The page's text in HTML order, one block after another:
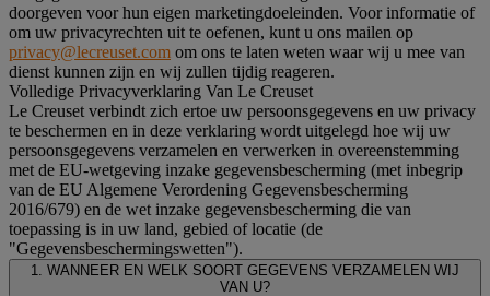
doorgeven voor hun eigen marketingdoeleinden. Voor informatie of
om uw privacyrechten uit te oefenen, kunt u ons mailen op
privacy@lecreuset.com om ons te laten weten waar wij u mee van
dienst kunnen zijn en wij zullen tijdig reageren.
Volledige Privacyverklaring Van Le Creuset
Le Creuset verbindt zich ertoe uw persoonsgegevens en uw privacy
te beschermen en in deze verklaring wordt uitgelegd hoe wij uw
persoonsgegevens verzamelen en verwerken in overeenstemming
met de EU-wetgeving inzake gegevensbescherming (met inbegrip
van de EU Algemene Verordening Gegevensbescherming
2016/679) en de wet inzake gegevensbescherming die van
toepassing is in uw land, gebied of locatie (de
"Gegevensbeschermingswetten").
1. WANNEER EN WELK SOORT GEGEVENS VERZAMELEN WIJ
VAN U?